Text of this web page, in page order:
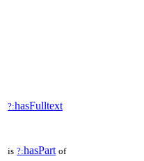
?:hasFulltext
is ?:hasPart of